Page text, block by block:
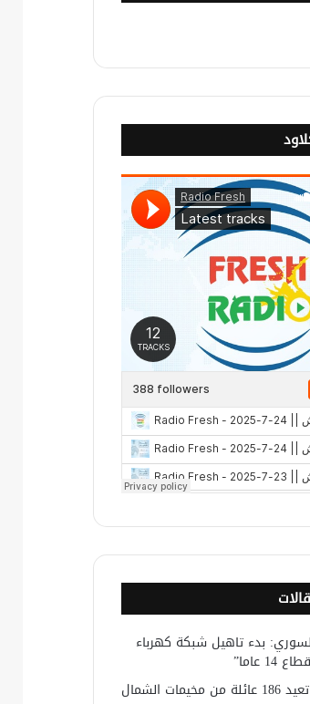
بدء تاهيل شبكة كهرباء
عاما”
قافلة جديدة تعيد 186 عائلة من مخيمات الشمال